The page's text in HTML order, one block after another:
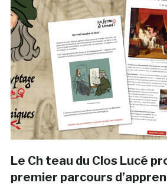
Le Ch teau du Clos Lucé
premier parcours